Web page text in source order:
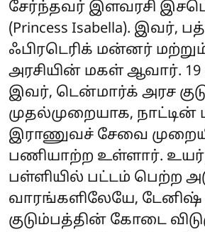
சேர்ந்தவர் இளவரசி
(Princess Isabella). இவர்,
ஃபிரடெரிக் மன்னர் மற்றும்
அரசியின் மகள் ஆவார். 19
இவர், டென்மார்க் அரச
முதல்முறையாக, நாட்டின்
இராணுவச் சேவை
பணியாற்ற உள்ளார்.
பள்ளியில் பட்டம் பெற்ற
வாரங்களிலேயே, டேனிஷ்
குடும்பத்தின் கோடை